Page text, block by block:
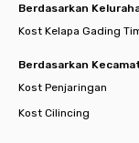
Berdasarkan
Kost Kelapa Gading
Berdasarkan
Kost Penjaringan
Kost Cilincing